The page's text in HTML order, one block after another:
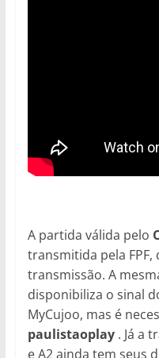
A partida válida pelo
transmitida pela
transmissão. A
disponibiliza o sinal
MyCujoo, mas é
paulistaoplay. Já a
e A2 ainda tem seus